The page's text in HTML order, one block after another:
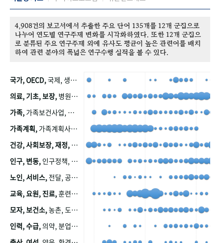
4,908건의 보고서에서 추출한 주요 단어 135개를 12개 군집으로
나누어 연도별 연구주제 변화를 시각화하였다. 또한 12개 군집으
로 분류된 주요 연구주제 외에 유사도 평균이 높은 관련어를 배치
하여 관련 분야의 폭넓은 연구수행 실적을 볼 수 있다.
국가, OECD,국제, 생산, 아시아, 태평양, 태평양지역, 참가
의료, 기초, 보장, 병원, 가정, 연금, 연계, 공적, 일본, 생활, 국민기초생활보장제도, 국민연금, 기금, 저소득층, 근로, 자활, 급여, 환자, 의료비, 모니터링, 한국복지패널, 소득, 지표, 빈곤, 노후, 장애인
가족, 가족보건사업, 산업, 친화, 전국, 출산력
가족계획, 가족계획사업, 가족계획사업평가, 한국가족계획사업, 피임, 보급, 부인, 자궁, 피임약
건강, 사회보장, 재정,
인구, 변동, 인구정책, 저출산, 고령사회, 고령화, 이동, 남북한, 지방자치단체, 컨설팅, 복지정책평가, 집, 사회개발
노인, 서비스, 전달, 공공, 보육, 수요, 공급, 사회서비스, 데이터, 보호, 요양, 아동, 예방, 청소년, 효율, 자원
교육, 요원, 진료,훈련, 보건요원, 마을, 마을건강사업, 보조원, 진료원, 보건진료원, 보건진료원교재
모자, 보건소,농촌, 도시, 금연, 농촌지역, 모자보건사업
인력, 수급,의약, 분업, 식품, 의약품, 의사, 안전